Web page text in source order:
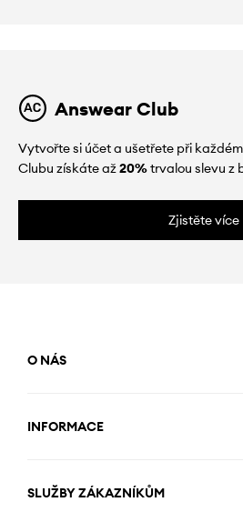
Answear Club
Vytvořte si účet a ušetřete při
Clubu získáte až20%trvalou slevu z
Zjistěte více
O NÁS
INFORMACE
SLUŽBY ZÁKAZNÍKŮM